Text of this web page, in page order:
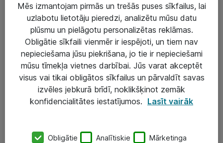
Risinājumi & Pakalpojumi
IT serviss un atbalsts
IT infrastruktūra
Darba vietu IT risinājumi
Serveri un datu centri
SIA „ATEA”
Mēs izmantojam pirmās un trešās puses sīkfailus, lai
uzlabotu lietotāju pieredzi, analizētu mūsu datu
plūsmu un pielāgotu personalizētas reklāmas.
Obligātie sīkfaili vienmēr ir iespējoti, un tiem nav
nepieciešama jūsu piekrišana, jo tie ir nepieciešami
mūsu tīmekļa vietnes darbībai. Jūs varat akceptēt
visus vai tikai obligātos sīkfailus un pārvaldīt savas
izvēles jebkurā brīdī, noklikšķinot zemāk
konfidencialitātes iestatījumos. Lasīt vairāk
Obligātie Analītiskie Mārketinga